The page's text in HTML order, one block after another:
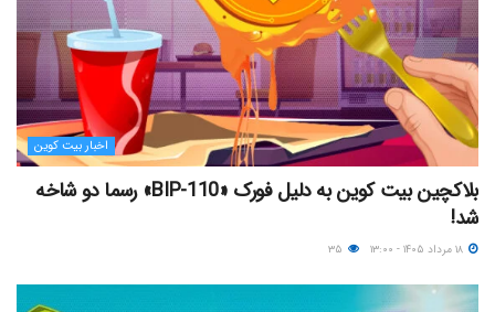
اخبار بیت کوین
بلاکچین بیت کوین به دلیل فورک «BIP-110» رسما دو شاخه
شد!